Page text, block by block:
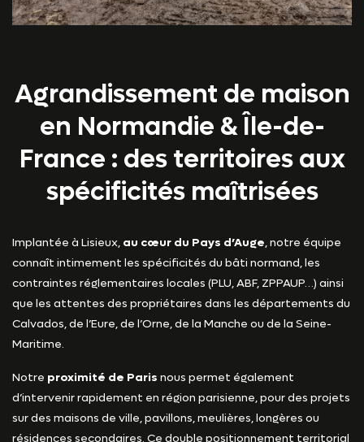
Agrandissement de maison
en Normandie & Île-de-
France : des territoires aux
spécificités maîtrisées
Implantée à Lisieux, au cœur du Pays d’Auge, notre équipe
connaît intimement les spécificités du bâti normand, les
contraintes réglementaires locales (PLU, ABF, ZPPAUP…) ainsi
que les attentes des propriétaires dans les départements du
Calvados, de l’Eure, de l’Orne, de la Manche ou de la Seine-
Maritime.
Notre proximité de Paris nous permet également
d’intervenir rapidement en région parisienne, pour des projets
sur des maisons de ville, pavillons, meulières, longères ou
résidences secondaires. Ce double positionnement territorial